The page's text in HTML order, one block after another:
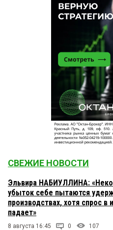
СВЕЖИЕ НОВОСТИ
Эльвира НАБИУЛЛИНА:
убыток себе пытаются
производствах, хотя спрос в
падает»
8 августа 16:45 0 107